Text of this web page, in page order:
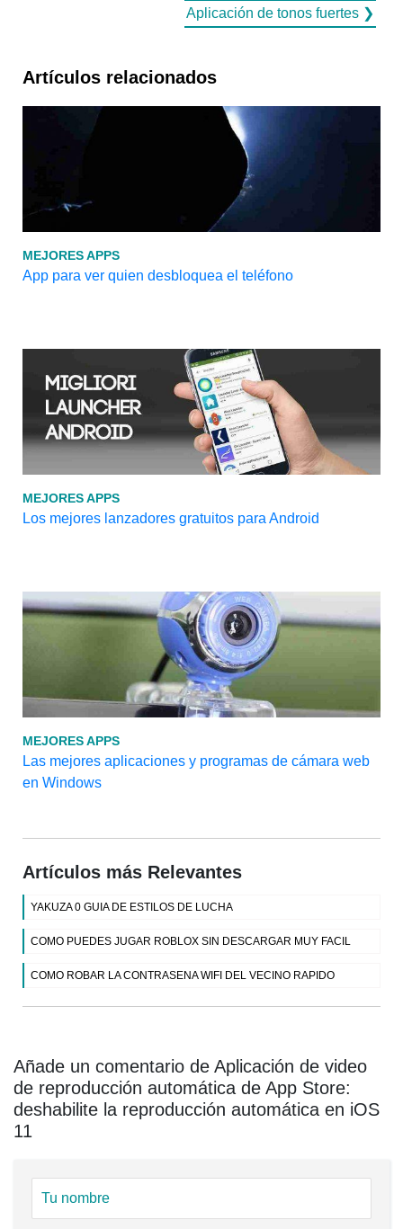
Aplicación de tonos fuertes ❯
Artículos relacionados
MEJORES APPS
App para ver quien desbloquea el teléfono
MEJORES APPS
Los mejores lanzadores gratuitos para Android
MEJORES APPS
Las mejores aplicaciones y programas de cámara web
en Windows
Artículos más Relevantes
YAKUZA 0 GUIA DE ESTILOS DE LUCHA
COMO PUEDES JUGAR ROBLOX SIN DESCARGAR MUY FACIL
COMO ROBAR LA CONTRASENA WIFI DEL VECINO RAPIDO
Añade un comentario de Aplicación de video
de reproducción automática de App Store:
deshabilite la reproducción automática en iOS
11